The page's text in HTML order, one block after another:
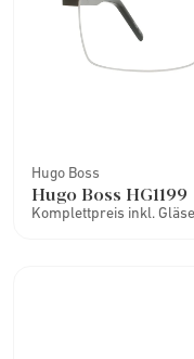
Hugo Boss
Hugo Boss HG1199
Komplettpreis inkl.